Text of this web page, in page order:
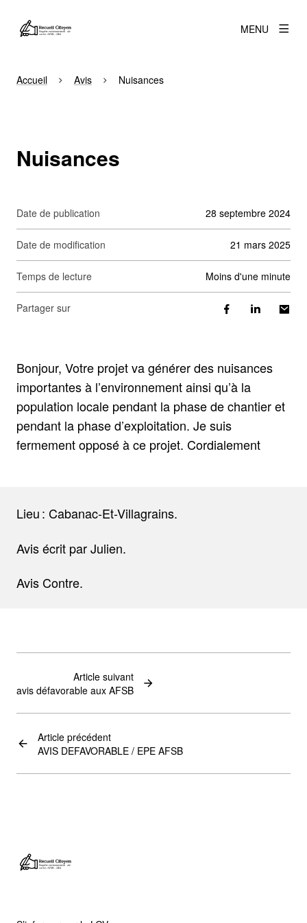
MENU
Accueil Avis Nuisances
Nuisances
Date de publication 28 septembre 2024
Date de modification 21 mars 2025
Temps de lecture moins d'une minute
Partager sur
Bonjour, Votre projet va générer des nuisances
importantes à l’environnement ainsi qu’à la
population locale pendant la phase de chantier et
pendant la phase d’exploitation. Je suis
fermement opposé à ce projet. Cordialement
Lieu : Cabanac-Et-Villagrains.
Avis écrit par Julien.
Avis Contre.
Article précédent
AVIS DEFAVORABLE / EPE AFSB
Article suivant
avis défavorable aux AFSB